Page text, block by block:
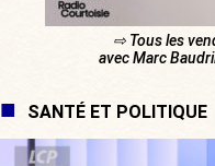
⇨ Tous les
avec Marc
SANTÉ ET POLITIQUE